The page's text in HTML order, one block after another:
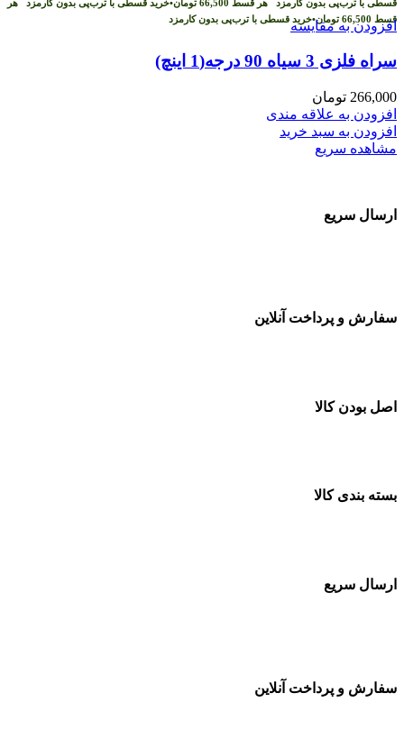
قسطی با ترب‌پی بدون کارمزد هر قسط 66,500 تومان•خرید قسطی با ترب‌پی بدون کارمزد هر
قسط 66,500 تومان•خرید قسطی با ترب‌پی بدون کارمزدافزودن به مقایسه
سراه فلزی 3 سیاه 90 درجه(1 اینچ)
266,000 تومان
افزودن به علاقه مندی
افزودن به سبد خرید
مشاهده سریع
ارسال سریع
سفارش و پرداخت آنلاین
اصل بودن کالا
بسته بندی کالا
ارسال سریع
سفارش و پرداخت آنلاین